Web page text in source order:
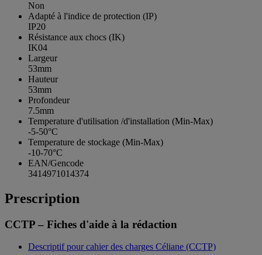
Non
Adapté à l'indice de protection (IP)
IP20
Résistance aux chocs (IK)
IK04
Largeur
53mm
Hauteur
53mm
Profondeur
7.5mm
Temperature d'utilisation /d'installation (Min-Max)
-5-50°C
Temperature de stockage (Min-Max)
-10-70°C
EAN/Gencode
3414971014374
Prescription
CCTP – Fiches d'aide à la rédaction
Descriptif pour cahier des charges Céliane (CCTP)